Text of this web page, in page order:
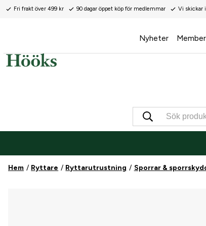
Fri frakt över 499 kr 90 dagar öppet köp för medlemmar Vi skickar
Nyheter
Hem Ryttare Ryttarutrustning Sporrar &